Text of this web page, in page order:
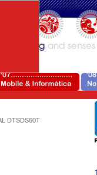
DTSDS60T